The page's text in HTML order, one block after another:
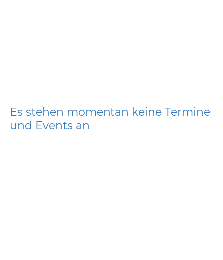
Es stehen momentan keine Termine
und Events an